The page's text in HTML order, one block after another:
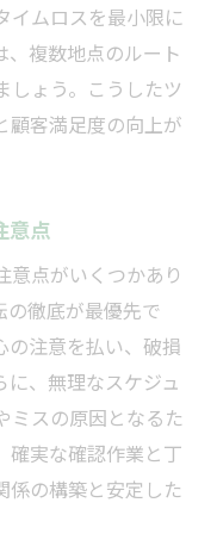
イムロスを最小限に
、複数地点のルート
しょう。こうしたツ
顧客満足度の向上が
意点
意点がいくつかあり
の徹底が最優先で
の注意を払い、破損
、無理なスケジュ
ミスの原因となるた
確実な確認作業と丁
係の構築と安定した